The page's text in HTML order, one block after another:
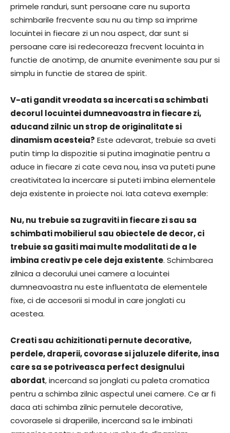
primele randuri, sunt persoane care nu suporta
schimbarile frecvente sau nu au timp sa imprime
locuintei in fiecare zi un nou aspect, dar sunt si
persoane care isi redecoreaza frecvent locuinta in
functie de anotimp, de anumite evenimente sau pur si
simplu in functie de starea de spirit.
V-ati gandit vreodata sa incercati sa schimbati
decorul locuintei dumneavoastra in fiecare zi,
aducand zilnic un strop de originalitate si
dinamism acesteia? Este adevarat, trebuie sa aveti
putin timp la dispozitie si putina imaginatie pentru a
aduce in fiecare zi cate ceva nou, insa va puteti pune
creativitatea la incercare si puteti imbina elementele
deja existente in proiecte noi. Iata cateva exemple:
Nu, nu trebuie sa zugraviti in fiecare zi sau sa
schimbati mobilierul sau obiectele de decor, ci
trebuie sa gasiti mai multe modalitati de a le
imbina creativ pe cele deja existente. Schimbarea
zilnica a decorului unei camere a locuintei
dumneavoastra nu este influentata de elementele
fixe, ci de accesorii si modul in care jonglati cu
acestea.
Creati sau achizitionati pernute decorative,
perdele, draperii, covorase si jaluzele diferite, insa
care sa se potriveasca perfect designului
abordat, incercand sa jonglati cu paleta cromatica
pentru a schimba zilnic aspectul unei camere. Ce ar fi
daca ati schimba zilnic pernutele decorative,
covorasele si draperiile, incercand sa le imbinati